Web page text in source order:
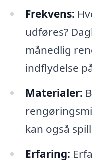
Frekvens:
udføres?
månedlig
indflydelse
Materialer:
kan også
Erfaring: